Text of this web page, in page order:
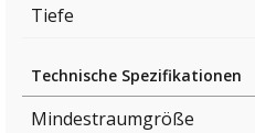
Tiefe
Technische Spezifikationen
Mindestraumgröße